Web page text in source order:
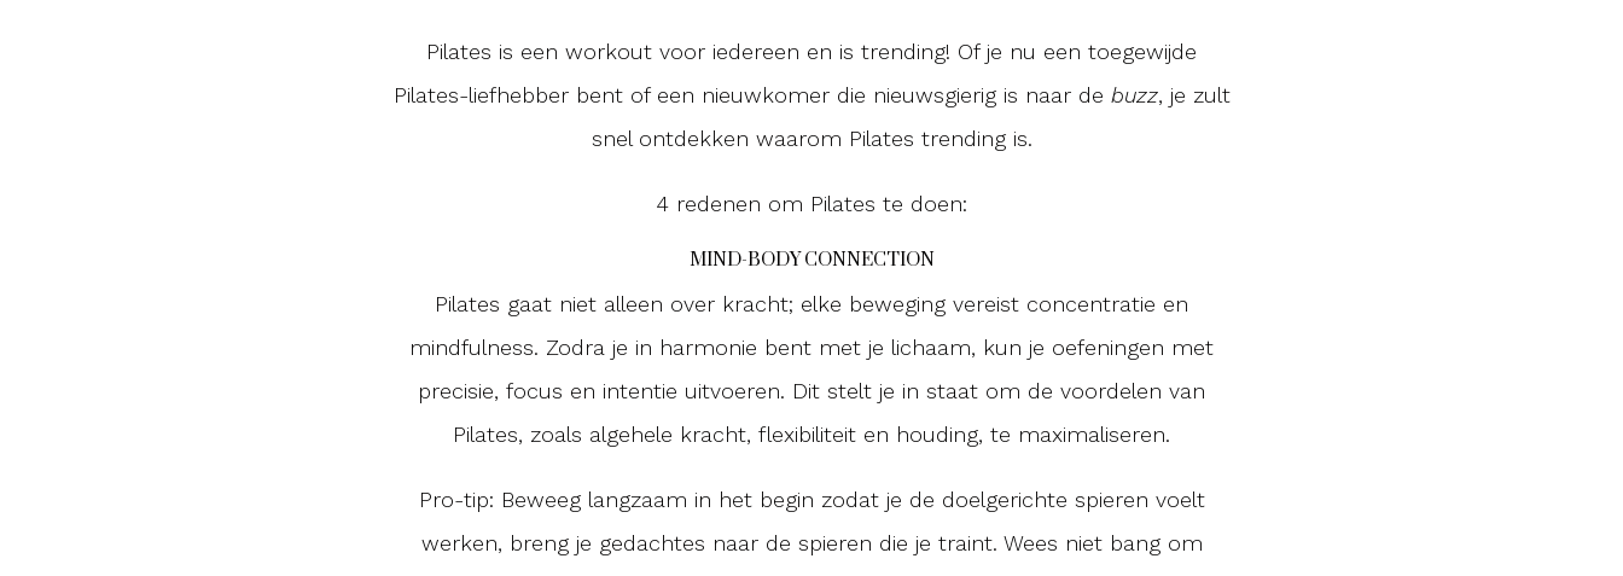
Pilates is een workout voor iedereen en is trending! Of je nu een toegewijde
Pilates-liefhebber bent of een nieuwkomer die nieuwsgierig is naar de buzz, je zult
snel ontdekken waarom Pilates trending is.
4 redenen om Pilates te doen:
MIND-BODY CONNECTION
Pilates gaat niet alleen over kracht; elke beweging vereist concentratie en
mindfulness. Zodra je in harmonie bent met je lichaam, kun je oefeningen met
precisie, focus en intentie uitvoeren. Dit stelt je in staat om de voordelen van
Pilates, zoals algehele kracht, flexibiliteit en houding, te maximaliseren.
Pro-tip: Beweeg langzaam in het begin zodat je de doelgerichte spieren voelt
werken, breng je gedachtes naar de spieren die je traint. Wees niet bang om